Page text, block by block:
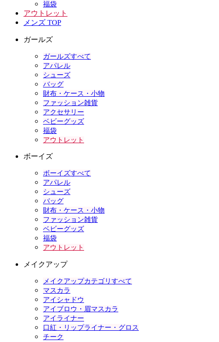
福袋
アウトレット
メンズ TOP
ガールズ
ガールズすべて
アパレル
シューズ
バッグ
財布・ケース・小物
ファッション雑貨
アクセサリー
ベビーグッズ
福袋
アウトレット
ボーイズ
ボーイズすべて
アパレル
シューズ
バッグ
財布・ケース・小物
ファッション雑貨
ベビーグッズ
福袋
アウトレット
メイクアップ
メイクアップカテゴリすべて
マスカラ
アイシャドウ
アイブロウ・眉マスカラ
アイライナー
口紅・リップライナー・グロス
チーク